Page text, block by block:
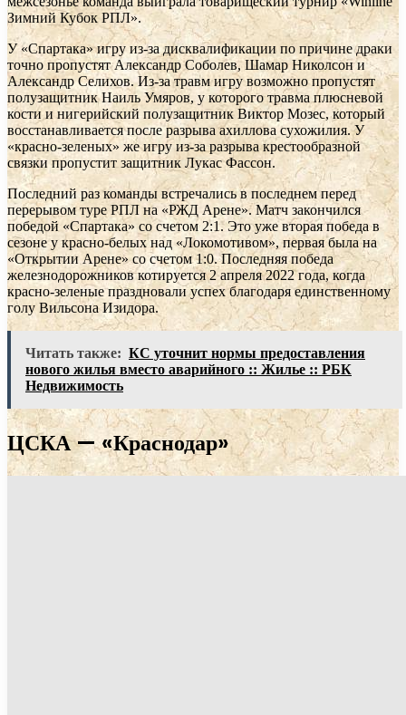
Зимний Кубок РПЛ».
У «Спартака» игру из-за дисквалификации по причине драки
точно пропустят Александр Соболев, Шамар Николсон и
Александр Селихов. Из-за травм игру возможно пропустят
полузащитник Наиль Умяров, у которого травма плюсневой
кости и нигерийский полузащитник Виктор Мозес, который
восстанавливается после разрыва ахиллова сухожилия. У
«красно-зеленых» же игру из-за разрыва крестообразной
связки пропустит защитник Лукас Фассон.
Последний раз команды встречались в последнем перед
перерывом туре РПЛ на «РЖД Арене». Матч закончился
победой «Спартака» со счетом 2:1. Это уже вторая победа в
сезоне у красно-белых над «Локомотивом», первая была на
«Открытии Арене» со счетом 1:0. Последняя победа
железнодорожников котируется 2 апреля 2022 года, когда
красно-зеленые праздновали успех благодаря единственному
голу Вильсона Изидора.
Читать также: КС уточнит нормы предоставления
нового жилья вместо аварийного :: Жилье :: РБК
Недвижимость
ЦСКА — «Краснодар»